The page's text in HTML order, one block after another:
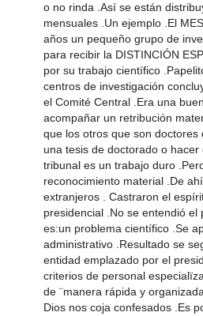
o no rinda .Así se están
mensuales .Un ejemplo .El
años un pequeño grupo de
para recibir la DISTINCIÓN
por su trabajo científico
centros de investigación
el Comité Central .Era una
acompañar un retribución
que los otros que son doctores
una tesis de doctorado o
tribunal es un trabajo duro
reconocimiento material .De
extranjeros . Castraron el
presidencial .No se entendió el
es:un problema científico .Se
administrativo .Resultado se
entidad emplazado por el
criterios de personal
de ¨manera rápida y
Dios nos coja confesados .Es